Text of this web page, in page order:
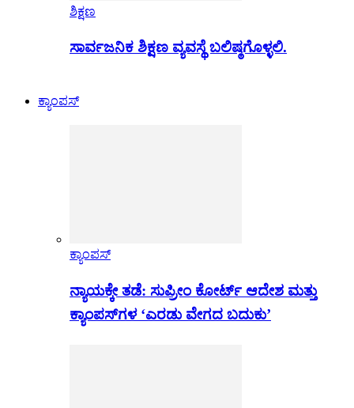
ಶಿಕ್ಷಣ
ಸಾರ್ವಜನಿಕ ಶಿಕ್ಷಣ ವ್ಯವಸ್ಥೆ ಬಲಿಷ್ಠಗೊಳ್ಳಲಿ.
ಕ್ಯಾಂಪಸ್
ಕ್ಯಾಂಪಸ್
ನ್ಯಾಯಕ್ಕೇ ತಡೆ: ಸುಪ್ರೀಂ ಕೋರ್ಟ್ ಆದೇಶ ಮತ್ತು
ಕ್ಯಾಂಪಸ್‌ಗಳ ‘ಎರಡು ವೇಗದ ಬದುಕು’